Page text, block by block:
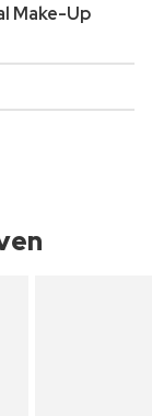
Make-Up